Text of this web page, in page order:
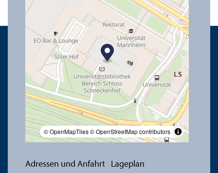
© OpenMapTiles© OpenStreetMap contributors
Adressen und Anfahrt Lageplan